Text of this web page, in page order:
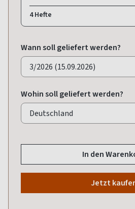
4 Hefte
Wann soll geliefert werden?
Wohin soll geliefert werden?
In den
Jetzt